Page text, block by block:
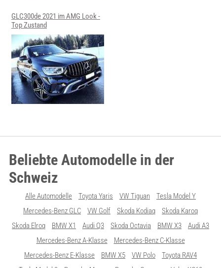
GLC300de 2021 im AMG Look -
Top Zustand
Beliebte Automodelle in der
Schweiz
Alle Automodelle Toyota Yaris VW Tiguan
Tesla Model Y
Mercedes-Benz GLC
VW Golf Skoda Kodiaq
Skoda Karoq
Skoda Elroq
BMW X1 Audi Q3 Skoda Octavia BMW X3
Audi A3
Mercedes-Benz A-Klasse
Mercedes-Benz C-Klasse
Mercedes-Benz E-Klasse
BMW X5 VW Polo
Toyota RAV4